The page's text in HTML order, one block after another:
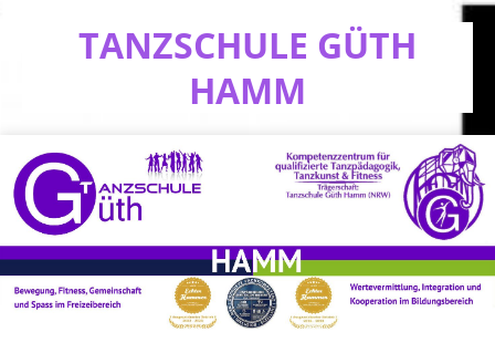
TANZSCHULE GÜTH
HAMM